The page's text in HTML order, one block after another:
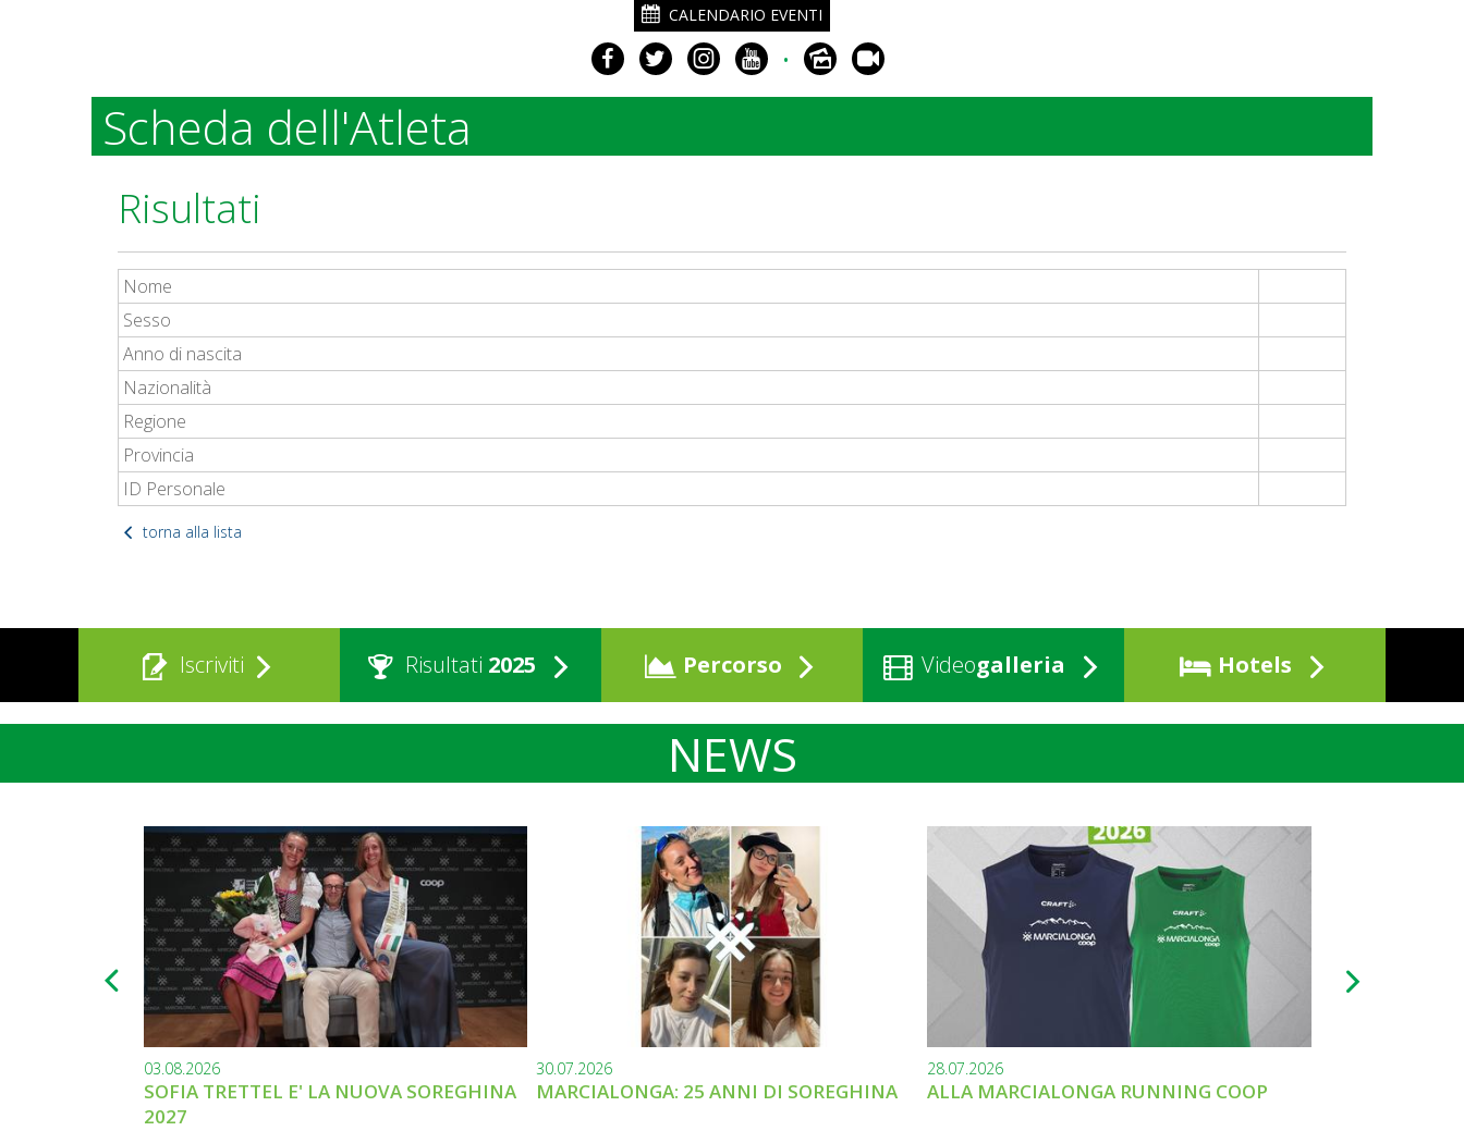
CALENDARIO EVENTI
•
Scheda dell'Atleta
Risultati
Nome
Sesso
Anno di nascita
Nazionalità
Regione
Provincia
ID Personale
torna alla lista
Iscriviti Risultati 2025 Percorso Videogalleria Hotels
NEWS
03.08.2026
SOFIA TRETTEL E' LA NUOVA SOREGHINA
2027
30.07.2026
MARCIALONGA: 25 ANNI DI SOREGHINA
28.07.2026
ALLA MARCIALONGA RUNNING COOP